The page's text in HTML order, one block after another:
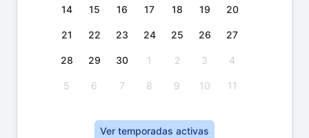
14 15 16 17 18 19 20
21 22 23 24 25 26 27
28 29 30 1 2 3 4
5 6 7 8 9 10 11
Ver temporadas activas